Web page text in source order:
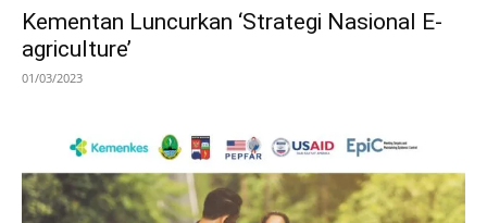
Kementan Luncurkan ‘Strategi Nasional E-
agriculture’
01/03/2023